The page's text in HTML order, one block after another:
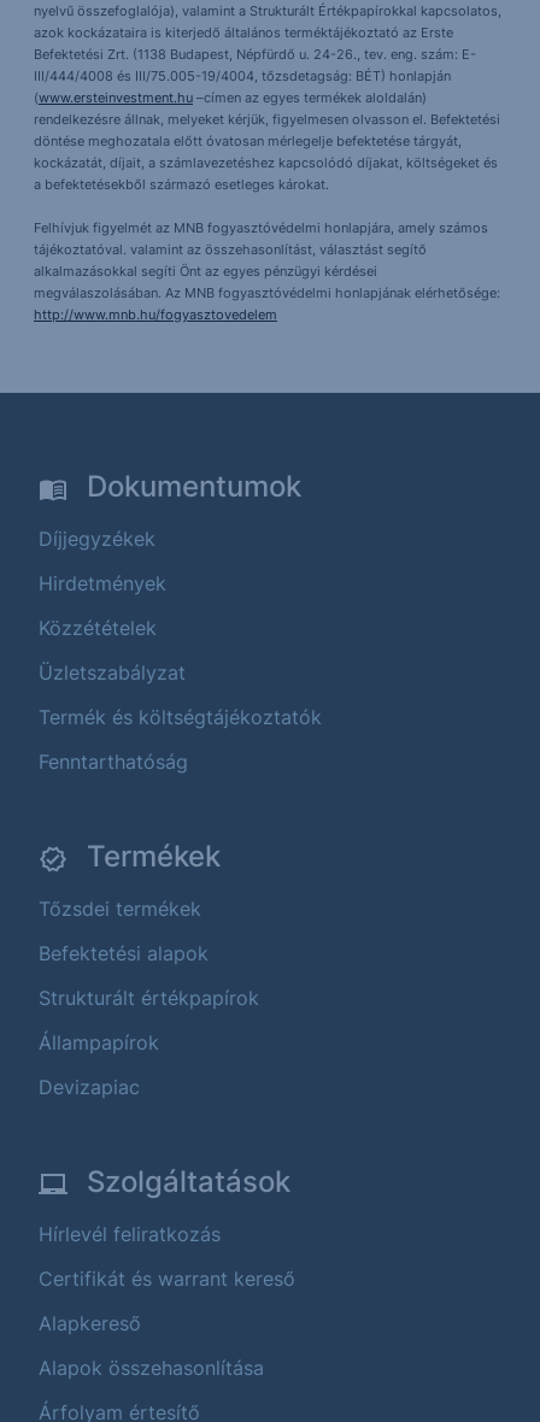
nyelvű összefoglalója), valamint a Strukturált Értékpapírokkal kapcsolatos,
azok kockázataira is kiterjedő általános terméktájékoztató az Erste
Befektetési Zrt. (1138 Budapest, Népfürdő u. 24-26., tev. eng. szám: E-
III/444/4008 és III/75.005-19/4004, tőzsdetagság: BÉT) honlapján
(www.ersteinvestment.hu –címen az egyes termékek aloldalán)
rendelkezésre állnak, melyeket kérjük, figyelmesen olvasson el. Befektetési
döntése meghozatala előtt óvatosan mérlegelje befektetése tárgyát,
kockázatát, díjait, a számlavezetéshez kapcsolódó díjakat, költségeket és
a befektetésekből származó esetleges károkat.
Felhívjuk figyelmét az MNB fogyasztóvédelmi honlapjára, amely számos
tájékoztatóval. valamint az összehasonlítást, választást segítő
alkalmazásokkal segíti Önt az egyes pénzügyi kérdései
megválaszolásában. Az MNB fogyasztóvédelmi honlapjának elérhetősége:
http://www.mnb.hu/fogyasztovedelem
Dokumentumok
Díjjegyzékek
Hirdetmények
Közzétételek
Üzletszabályzat
Termék és költségtájékoztatók
Fenntarthatóság
Termékek
Tőzsdei termékek
Befektetési alapok
Strukturált értékpapírok
Állampapírok
Devizapiac
Szolgáltatások
Hírlevél feliratkozás
Certifikát és warrant kereső
Alapkereső
Alapok összehasonlítása
Árfolyam értesítő